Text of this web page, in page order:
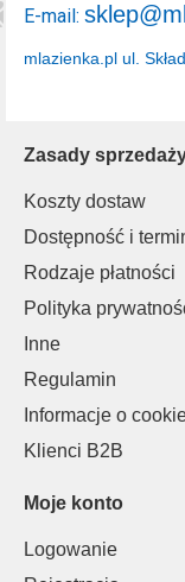
Zasady
Koszty dostaw
Dostępność i
Rodzaje płatności
Polityka
Inne
Regulamin
Informacje o
Klienci B2B
Moje konto
Logowanie
mlazienka.pl ul.
E-mail: